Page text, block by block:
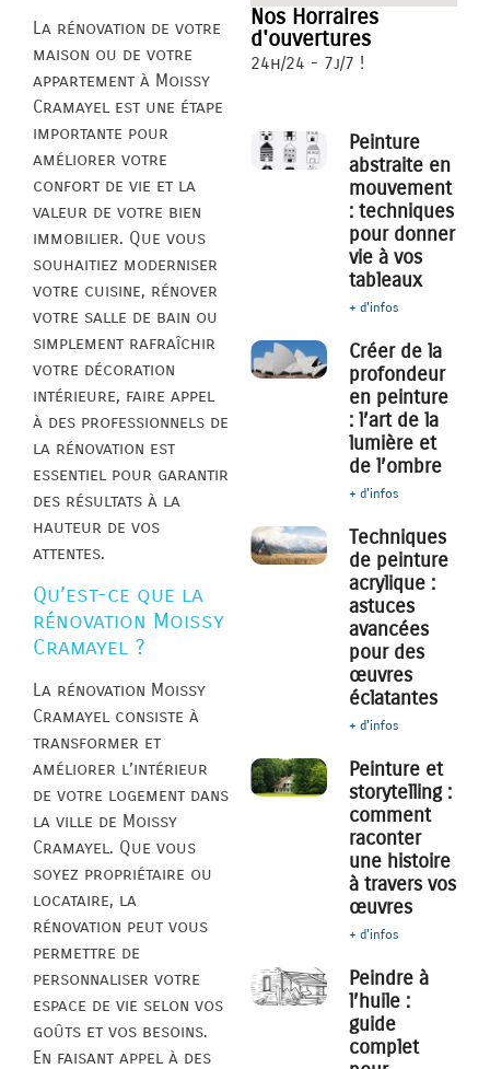
La rénovation de votre
maison ou de votre
appartement à Moissy
Cramayel est une étape
importante pour
améliorer votre
confort de vie et la
valeur de votre bien
immobilier. Que vous
souhaitiez moderniser
votre cuisine, rénover
votre salle de bain ou
simplement rafraîchir
votre décoration
intérieure, faire appel
à des professionnels de
la rénovation est
essentiel pour garantir
des résultats à la
hauteur de vos
attentes.
Qu’est-ce que la
rénovation Moissy
Cramayel ?
La rénovation Moissy
Cramayel consiste à
transformer et
améliorer l’intérieur
de votre logement dans
la ville de Moissy
Cramayel. Que vous
soyez propriétaire ou
locataire, la
rénovation peut vous
permettre de
personnaliser votre
espace de vie selon vos
goûts et vos besoins.
En faisant appel à des
Nos Horraires
d'ouvertures
24h/24 - 7j/7 !
Peinture
abstraite en
mouvement
: techniques
pour donner
vie à vos
tableaux
+ d'infos
Créer de la
profondeur
en peinture
: l’art de la
lumière et
de l’ombre
+ d'infos
Techniques
de peinture
acrylique :
astuces
avancées
pour des
œuvres
éclatantes
+ d'infos
Peinture et
storytelling :
comment
raconter
une histoire
à travers vos
œuvres
+ d'infos
Peindre à
l’huile :
guide
complet